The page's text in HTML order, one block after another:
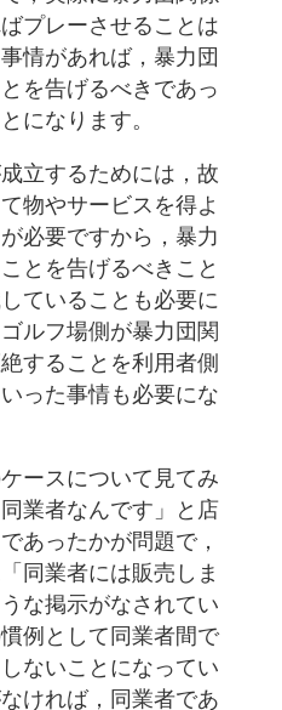
プレーさせることは
情があれば，暴力団
を告げるべきであっ
になります。
立するためには，故
物やサービスを得よ
必要ですから，暴力
とを告げるべきこと
ていることも必要に
ルフ場側が暴力団関
することを利用者側
った事情も必要にな
ースについて見てみ
業者なんです」と店
あったかが問題で，
同業者には販売しま
な掲示がなされてい
例として同業者間で
ないことになってい
ければ，同業者であ